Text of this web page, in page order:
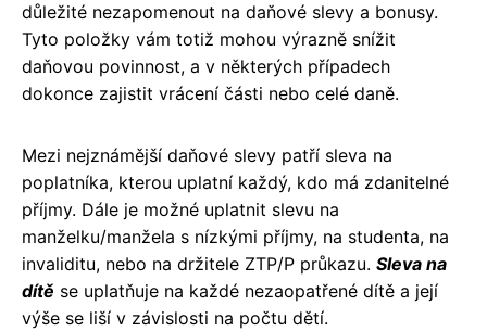
důležité nezapomenout na daňové slevy a bonusy.
Tyto položky vám totiž mohou výrazně snížit
daňovou povinnost, a v některých případech
dokonce zajistit vrácení části nebo celé daně.
Mezi nejznámější daňové slevy patří sleva na
poplatníka, kterou uplatní každý, kdo má zdanitelné
příjmy. Dále je možné uplatnit slevu na
manželku/manžela s nízkými příjmy, na studenta, na
invaliditu, nebo na držitele ZTP/P průkazu. Sleva na
dítě se uplatňuje na každé nezaopatřené dítě a její
výše se liší v závislosti na počtu dětí.